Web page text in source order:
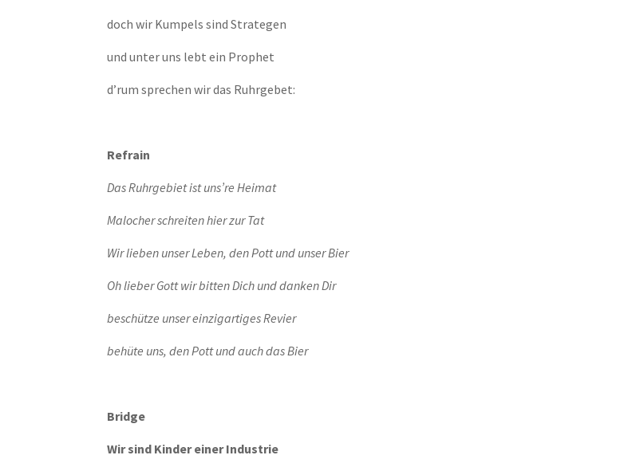
doch wir Kumpels sind Strategen
und unter uns lebt ein Prophet
d’rum sprechen wir das Ruhrgebet:
Refrain
Das Ruhrgebiet ist uns’re Heimat
Malocher schreiten hier zur Tat
Wir lieben unser Leben, den Pott und unser Bier
Oh lieber Gott wir bitten Dich und danken Dir
beschütze unser einzigartiges Revier
behüte uns, den Pott und auch das Bier
Bridge
Wir sind Kinder einer Industrie